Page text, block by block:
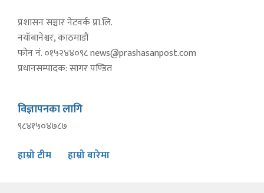
प्रशासन सञ्चार नेटवर्क प्रा.लि.
नयाँबानेश्वर, काठमाडौं
फोन नं. ०१५२४४०९८news@prashasanpost.com
प्रधानसम्पादक: सागर पण्डित
विज्ञापनका लागि
९८४१५०४७८७
हाम्रो टीम हाम्रो बारेमा